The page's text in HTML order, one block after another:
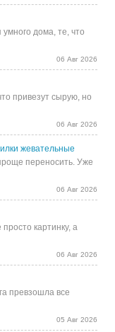
дома, те, что
06 Авг 2026
привезут сырую, но
06 Авг 2026
жевательные
переносить. Уже
06 Авг 2026
картинку, а
06 Авг 2026
превзошла все
05 Авг 2026